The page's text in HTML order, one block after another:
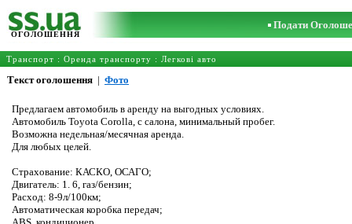
ОГОЛОШЕННЯ
Подати
Транспорт : Оренда транспорту : Легкові авто
Текст оголошення | Фото
Предлагаем автомобиль в аренду на выгодных условиях.
Автомобиль Toyota Corolla, с салона, минимальный пробег.
Возможна недельная/месячная аренда.
Для любых целей.
Страхование: КАСКО, ОСАГО;
Двигатель: 1. 6, газ/бензин;
Расход: 8-9л/100км;
Автоматическая коробка передач;